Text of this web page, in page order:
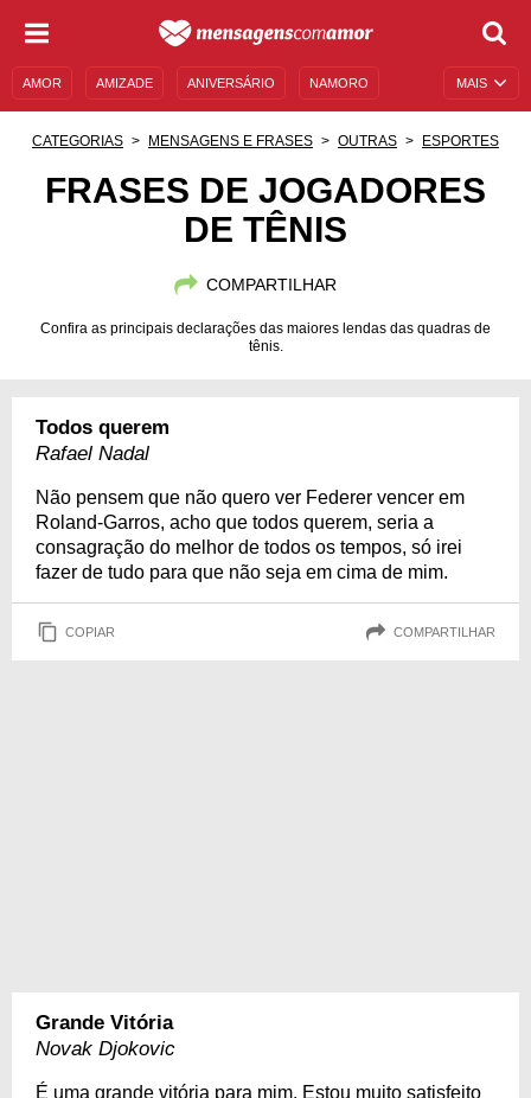
MAIS
AMOR AMIZADE ANIVERSÁRIO NAMORO
MENSAGENS DE ANIVERSÁRIO
CATEGORIAS MENSAGENS E FRASES OUTRAS ESPORTES
FRASES DE JOGADORES
DE TÊNIS
COMPARTILHAR
Confira as principais declarações das maiores lendas das quadras de
tênis.
Todos querem
Rafael Nadal
Não pensem que não quero ver Federer vencer em
Roland-Garros, acho que todos querem, seria a
consagração do melhor de todos os tempos, só irei
fazer de tudo para que não seja em cima de mim.
COPIAR COMPARTILHAR
Grande Vitória
Novak Djokovic
É uma grande vitória para mim. Estou muito satisfeito